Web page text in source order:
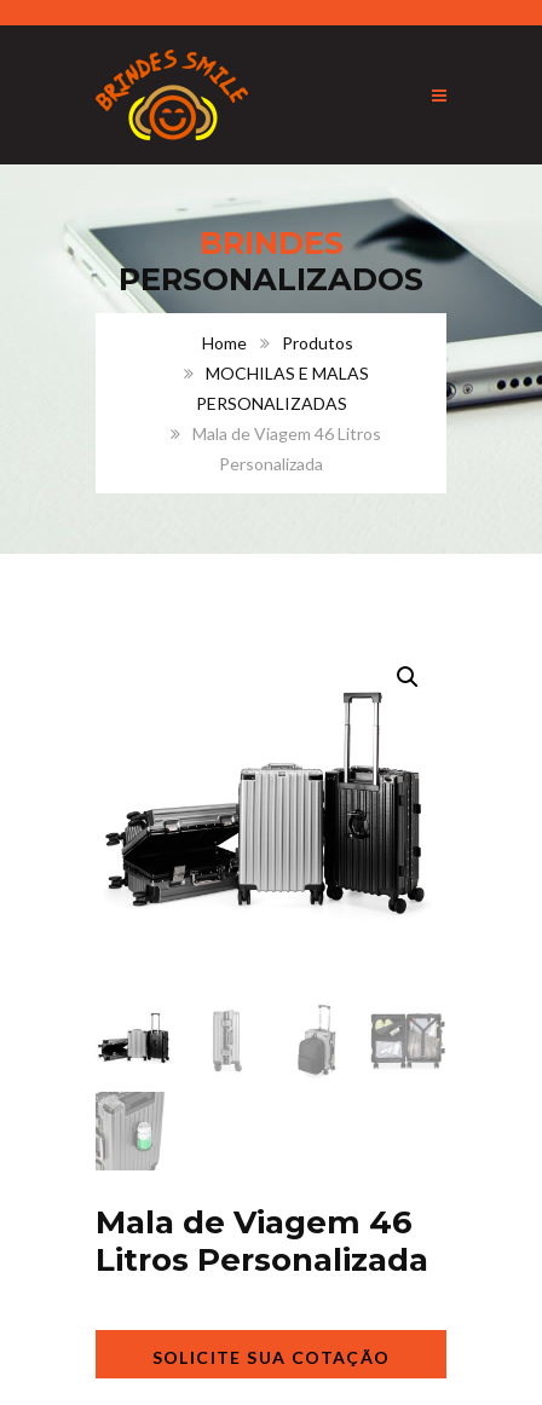
BRINDES
PERSONALIZADOS
Home
Produtos
MOCHILAS E MALAS
PERSONALIZADAS
Mala de Viagem 46 Litros
Personalizada
Mala de Viagem 46
Litros Personalizada